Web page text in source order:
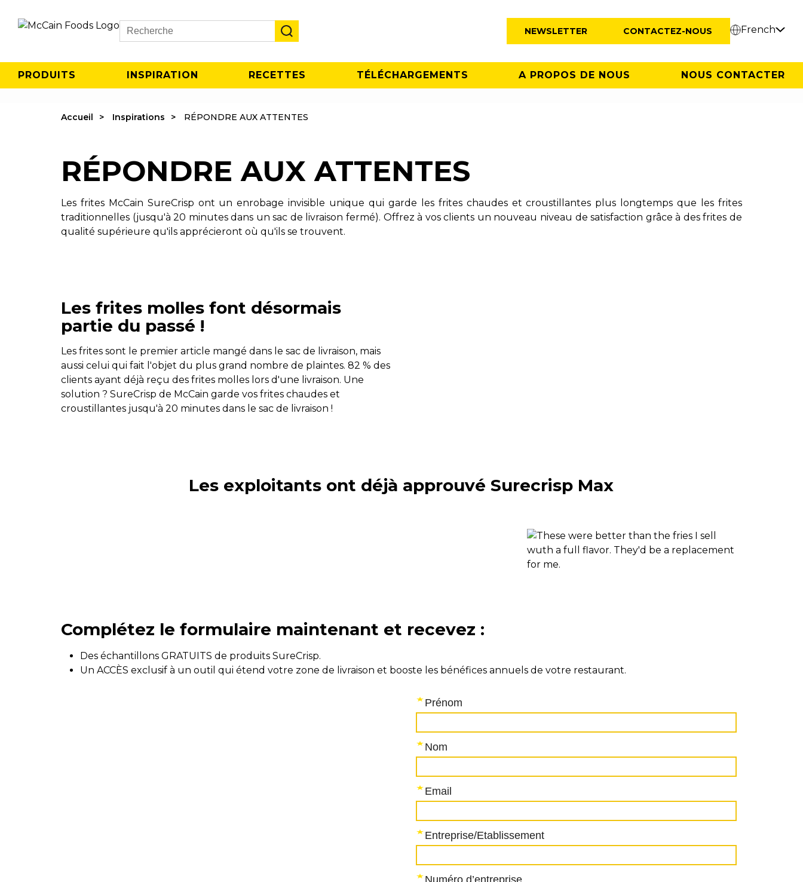
Search
NEWSLETTER CONTACTEZ-NOUS French
PRODUITS INSPIRATION RECETTES TÉLÉCHARGEMENTS A PROPOS DE NOUS NOUS CONTACTER
Accueil Inspirations RÉPONDRE AUX ATTENTES
RÉPONDRE AUX ATTENTES
Les frites McCain SureCrisp ont un enrobage invisible unique qui garde les frites chaudes et croustillantes plus longtemps que les frites
traditionnelles (jusqu'à 20 minutes dans un sac de livraison fermé). Offrez à vos clients un nouveau niveau de satisfaction grâce à des frites de
qualité supérieure qu'ils apprécieront où qu'ils se trouvent.
Les frites molles font désormais
partie du passé !
Les frites sont le premier article mangé dans le sac de livraison, mais
aussi celui qui fait l'objet du plus grand nombre de plaintes. 82 % des
clients ayant déjà reçu des frites molles lors d'une livraison. Une
solution ? SureCrisp de McCain garde vos frites chaudes et
croustillantes jusqu'à 20 minutes dans le sac de livraison !
Les exploitants ont déjà approuvé Surecrisp Max
Complétez le formulaire maintenant et recevez :
Des échantillons GRATUITS de produits SureCrisp.
Un ACCÈS exclusif à un outil qui étend votre zone de livraison et booste les bénéfices annuels de votre restaurant.